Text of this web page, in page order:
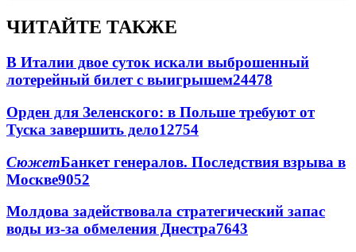
ЧИТАЙТЕ ТАКЖЕ
В Италии двое суток искали выброшенный
лотерейный билет с выигрышем24478
Орден для Зеленского: в Польше требуют от
Туска завершить дело12754
СюжетБанкет генералов. Последствия взрыва в
Москве9052
Молдова задействовала стратегический запас
воды из-за обмеления Днестра7643